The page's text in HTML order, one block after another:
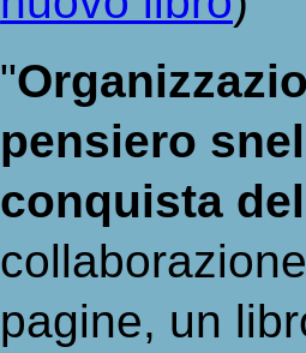
"
pensiero
conquista
pagine, un